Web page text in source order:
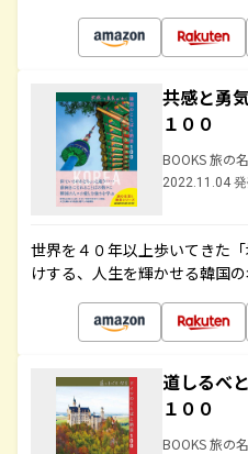
共感と勇
１００
BOOKS 旅の
2022.11.04
世界を４０年以上歩いてきた
けする、人生を輝かせる韓国
道しるべ
１００
BOOKS 旅の